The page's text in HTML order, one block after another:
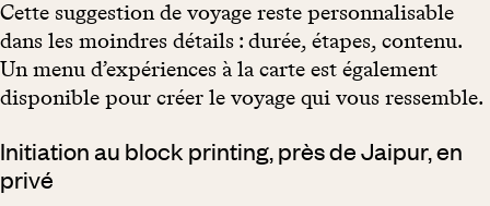
Cette suggestion de voyage reste personnalisable
dans les moindres détails : durée, étapes, contenu.
Un menu d’expériences à la carte est également
disponible pour créer le voyage qui vous ressemble.
Initiation au block printing, près de Jaipur, en
privé